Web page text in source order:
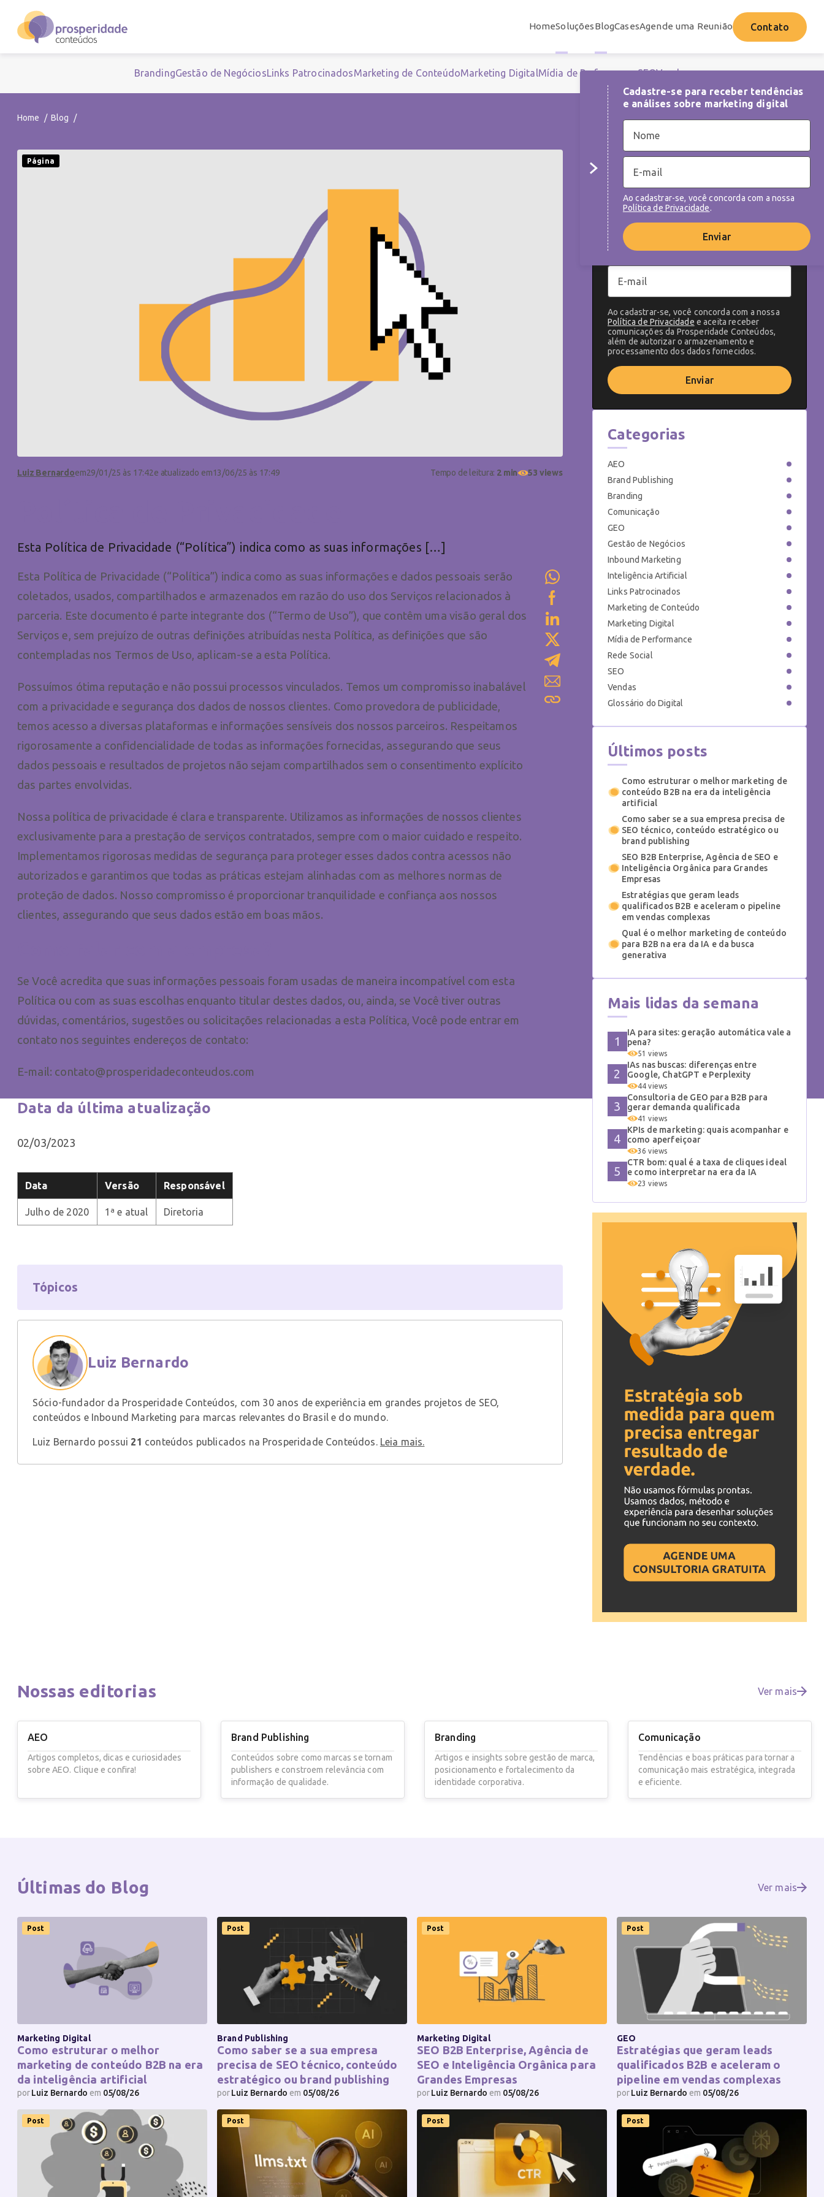
HomeSoluçõesBlogCasesAgende uma Reunião Contato
BrandingGestão de NegóciosLinks PatrocinadosMarketing de ConteúdoMarketing DigitalMídia de PerformanceSEOVendas
Cadastre-se para receber tendências
e análises sobre marketing digital
Ao cadastrar-se, você concorda com a nossa
Política de Privacidade.
Enviar
Home Blog
Página
Luiz Bernardoem29/01/25 às 17:42e atualizado em13/06/25 às 17:49 Tempo de leitura: 2 min 53 views
Esta Política de Privacidade (“Política”) indica como as suas informações […]
Esta Política de Privacidade (“Política”) indica como as suas informações e dados pessoais serão
coletados, usados, compartilhados e armazenados em razão do uso dos Serviços relacionados à
parceria. Este documento é parte integrante dos (“Termo de Uso”), que contêm uma visão geral dos
Serviços e, sem prejuízo de outras definições atribuídas nesta Política, as definições que são
contempladas nos Termos de Uso, aplicam-se a esta Política.
Possuímos ótima reputação e não possui processos vinculados. Temos um compromisso inabalável
com a privacidade e segurança dos dados de nossos clientes. Como provedora de publicidade,
temos acesso a diversas plataformas e informações sensíveis dos nossos parceiros. Respeitamos
rigorosamente a confidencialidade de todas as informações fornecidas, assegurando que seus
dados pessoais e resultados de projetos não sejam compartilhados sem o consentimento explícito
das partes envolvidas.
Nossa política de privacidade é clara e transparente. Utilizamos as informações de nossos clientes
exclusivamente para a prestação de serviços contratados, sempre com o maior cuidado e respeito.
Implementamos rigorosas medidas de segurança para proteger esses dados contra acessos não
autorizados e garantimos que todas as práticas estejam alinhadas com as melhores normas de
proteção de dados. Nosso compromisso é proporcionar tranquilidade e confiança aos nossos
clientes, assegurando que seus dados estão em boas mãos.
Se Você acredita que suas informações pessoais foram usadas de maneira incompatível com esta
Política ou com as suas escolhas enquanto titular destes dados, ou, ainda, se Você tiver outras
dúvidas, comentários, sugestões ou solicitações relacionadas a esta Política, Você pode entrar em
contato nos seguintes endereços de contato:
E-mail: contato@prosperidadeconteudos.com
Data da última atualização
02/03/2023
Data Versão Responsável
Julho de 2020 1ª e atual Diretoria
Tópicos
Luiz Bernardo
Sócio-fundador da Prosperidade Conteúdos, com 30 anos de experiência em grandes projetos de SEO,
conteúdos e Inbound Marketing para marcas relevantes do Brasil e do mundo.
Luiz Bernardo possui 21 conteúdos publicados na Prosperidade Conteúdos. Leia mais.
NEWSLETTER
Cadastre-se para receber tendências e
análises sobre as melhores práticas de
marketing digital
Ao cadastrar-se, você concorda com a nossa
Política de Privacidade e aceita receber
comunicações da Prosperidade Conteúdos,
além de autorizar o armazenamento e
processamento dos dados fornecidos.
Enviar
Categorias
AEO
Brand Publishing
Branding
Comunicação
GEO
Gestão de Negócios
Inbound Marketing
Inteligência Artificial
Links Patrocinados
Marketing de Conteúdo
Marketing Digital
Mídia de Performance
Rede Social
SEO
Vendas
Glossário do Digital
Últimos posts
Como estruturar o melhor marketing de
conteúdo B2B na era da inteligência
artificial
Como saber se a sua empresa precisa de
SEO técnico, conteúdo estratégico ou
brand publishing
SEO B2B Enterprise, Agência de SEO e
Inteligência Orgânica para Grandes
Empresas
Estratégias que geram leads
qualificados B2B e aceleram o pipeline
em vendas complexas
Qual é o melhor marketing de conteúdo
para B2B na era da IA e da busca
generativa
Mais lidas da semana
IA para sites: geração automática vale a
pena?
51 views
IAs nas buscas: diferenças entre
Google, ChatGPT e Perplexity
44 views
Consultoria de GEO para B2B para
gerar demanda qualificada
41 views
KPIs de marketing: quais acompanhar e
como aperfeiçoar
36 views
CTR bom: qual é a taxa de cliques ideal
e como interpretar na era da IA
23 views
Nossas editorias Ver mais
AEO
Artigos completos, dicas e curiosidades
sobre AEO. Clique e confira!
Brand Publishing
Conteúdos sobre como marcas se tornam
publishers e constroem relevância com
informação de qualidade.
Branding
Artigos e insights sobre gestão de marca,
posicionamento e fortalecimento da
identidade corporativa.
Comunicação
Tendências e boas práticas para tornar a
comunicação mais estratégica, integrada
e eficiente.
Últimas do Blog Ver mais
Post
Marketing Digital
Como estruturar o melhor
marketing de conteúdo B2B na era
da inteligência artificial
porLuiz Bernardo em 05/08/26
Post
Brand Publishing
Como saber se a sua empresa
precisa de SEO técnico, conteúdo
estratégico ou brand publishing
porLuiz Bernardo em 05/08/26
Post
Marketing Digital
SEO B2B Enterprise, Agência de
SEO e Inteligência Orgânica para
Grandes Empresas
porLuiz Bernardo em 05/08/26
Post
GEO
Estratégias que geram leads
qualificados B2B e aceleram o
pipeline em vendas complexas
porLuiz Bernardo em 05/08/26
Post Post Post Post